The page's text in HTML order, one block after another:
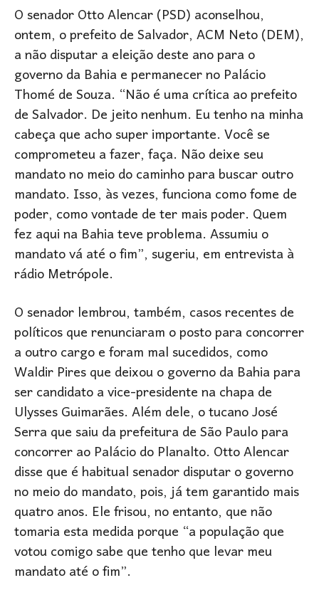
O senador Otto Alencar (PSD) aconselhou,
ontem, o prefeito de Salvador, ACM Neto (DEM),
a não disputar a eleição deste ano para o
governo da Bahia e permanecer no Palácio
Thomé de Souza. “Não é uma crítica ao prefeito
de Salvador. De jeito nenhum. Eu tenho na minha
cabeça que acho super importante. Você se
comprometeu a fazer, faça. Não deixe seu
mandato no meio do caminho para buscar outro
mandato. Isso, às vezes, funciona como fome de
poder, como vontade de ter mais poder. Quem
fez aqui na Bahia teve problema. Assumiu o
mandato vá até o fim”, sugeriu, em entrevista à
rádio Metrópole.
O senador lembrou, também, casos recentes de
políticos que renunciaram o posto para concorrer
a outro cargo e foram mal sucedidos, como
Waldir Pires que deixou o governo da Bahia para
ser candidato a vice-presidente na chapa de
Ulysses Guimarães. Além dele, o tucano José
Serra que saiu da prefeitura de São Paulo para
concorrer ao Palácio do Planalto. Otto Alencar
disse que é habitual senador disputar o governo
no meio do mandato, pois, já tem garantido mais
quatro anos. Ele frisou, no entanto, que não
tomaria esta medida porque “a população que
votou comigo sabe que tenho que levar meu
mandato até o fim”.